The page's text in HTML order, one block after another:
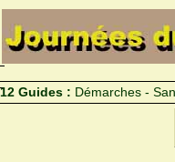
12 Guides : Démarches -